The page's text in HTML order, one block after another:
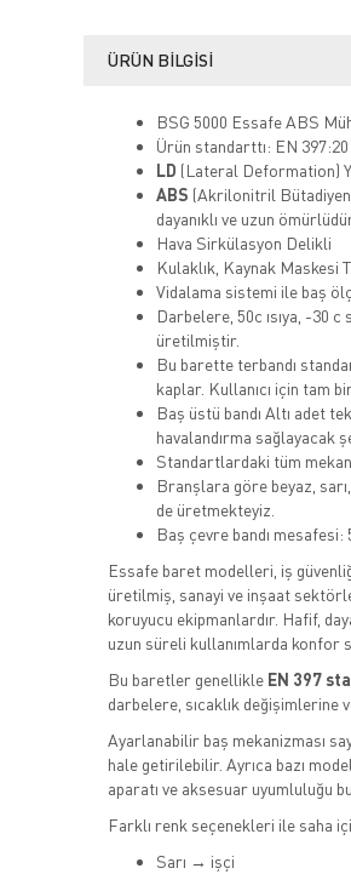
ÜRÜN BILGISI
BSG 5000 Essafe ABS
Ürün standarttı: EN
LD (Lateral Deformation)
ABS (Akrilonitril
dayanıklı ve uzun
Hava Sirkülasyon Delikli
Kulaklık, Kaynak Maskesi
Vidalama sistemi ile baş
Darbelere, 50c ısıya, -30 c
üretilmiştir.
Bu barette terbandı
kaplar. Kullanıcı için tam
Baş üstü bandı Altı adet
havalandırma sağlayacak
Standartlardaki tüm
Branşlara göre beyaz,
de üretmekteyiz.
Baş çevre bandı mesafesi:
Essafe baret modelleri, iş
üretilmiş, sanayi ve inşaat
koruyucu ekipmanlardır. Hafif,
uzun süreli kullanımlarda konfor
Bu baretler genellikle EN 397
darbelere, sıcaklık değişimlerine
Ayarlanabilir baş mekanizması
hale getirilebilir. Ayrıca bazı
aparatı ve aksesuar uyumluluğu
Farklı renk seçenekleri ile saha
Sarı → işçi